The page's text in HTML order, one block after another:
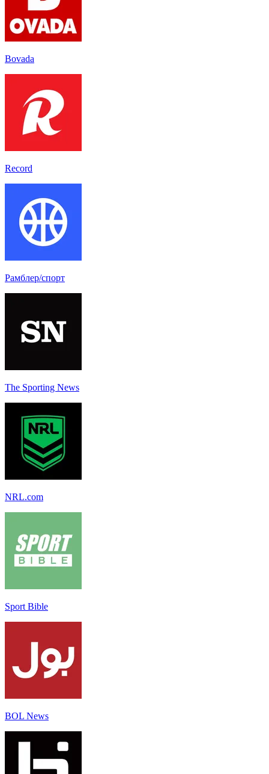
Bovada
Record
Рамблер/спорт
The Sporting News
NRL.com
Sport Bible
BOL News